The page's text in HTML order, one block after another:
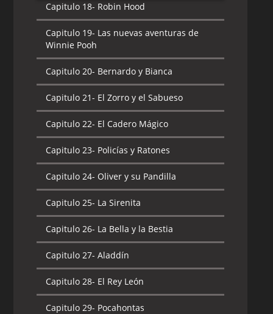
Capitulo 18- Robin Hood
Capitulo 19- Las nuevas aventuras de
Winnie Pooh
Capitulo 20- Bernardo y Bianca
Capitulo 21- El Zorro y el Sabueso
Capitulo 22- El Cadero Mágico
Capitulo 23- Policías y Ratones
Capitulo 24- Oliver y su Pandilla
Capitulo 25- La Sirenita
Capitulo 26- La Bella y la Bestia
Capitulo 27- Aladdín
Capitulo 28- El Rey León
Capitulo 29- Pocahontas